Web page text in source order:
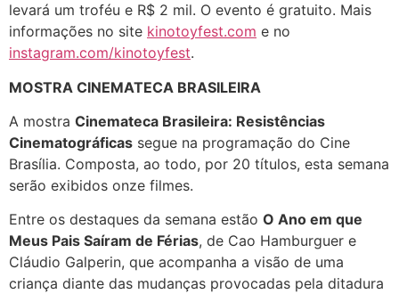
levará um troféu e R$ 2 mil. O evento é gratuito. Mais
informações no site kinotoyfest.com e no
instagram.com/kinotoyfest.
MOSTRA CINEMATECA BRASILEIRA
A mostra Cinemateca Brasileira: Resistências
Cinematográficas segue na programação do Cine
Brasília. Composta, ao todo, por 20 títulos, esta semana
serão exibidos onze filmes.
Entre os destaques da semana estão O Ano em que
Meus Pais Saíram de Férias, de Cao Hamburguer e
Cláudio Galperin, que acompanha a visão de uma
criança diante das mudanças provocadas pela ditadura